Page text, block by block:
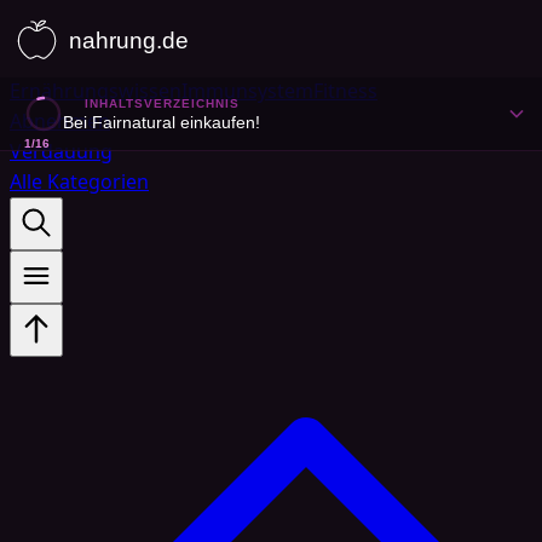
ErnährungswissenImmunsystemFitness
Abnehmen
Verdauung
Alle Kategorien
1/16
INHALTSVERZEICHNIS
Bei Fairnatural einkaufen!